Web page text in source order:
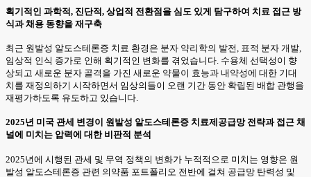
획기적인 과학적, 진단적, 상업적 전환점을 심도 있게 탐구하여 치료 접근 방
식과 채용 동향을 재구축
최근 원발성 알도스테론증 치료 환경은 분자 약리학의 발전, 표적 분자 개발,
임상적 인식 증가로 인해 획기적인 변화를 겪었습니다. 수용체 선택성이 향
상되고 새로운 분자 골격을 가진 새로운 약물이 효능과 내약성에 대한 기대
치를 재정의하기 시작하면서 임상의들이 오랜 기간 동안 확립된 배합 관행을
재평가하도록 유도하고 있습니다.
2025년 미국 관세 변경이 원발성 알도스테론증 치료제공급망 전략과 접근 채
널에 미치는 압력에 대한 비판적 분석
2025년에 시행된 관세 및 무역 정책의 변화가 누적적으로 미치는 영향은 원
발성 알도스테론증 관련 의약품 포트폴리오 전반에 걸쳐 공급망 탄력성 및